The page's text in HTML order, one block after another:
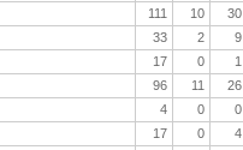
111 10 30
33 2 9
17 0 1
96 11 26
4 0 0
17 0 4